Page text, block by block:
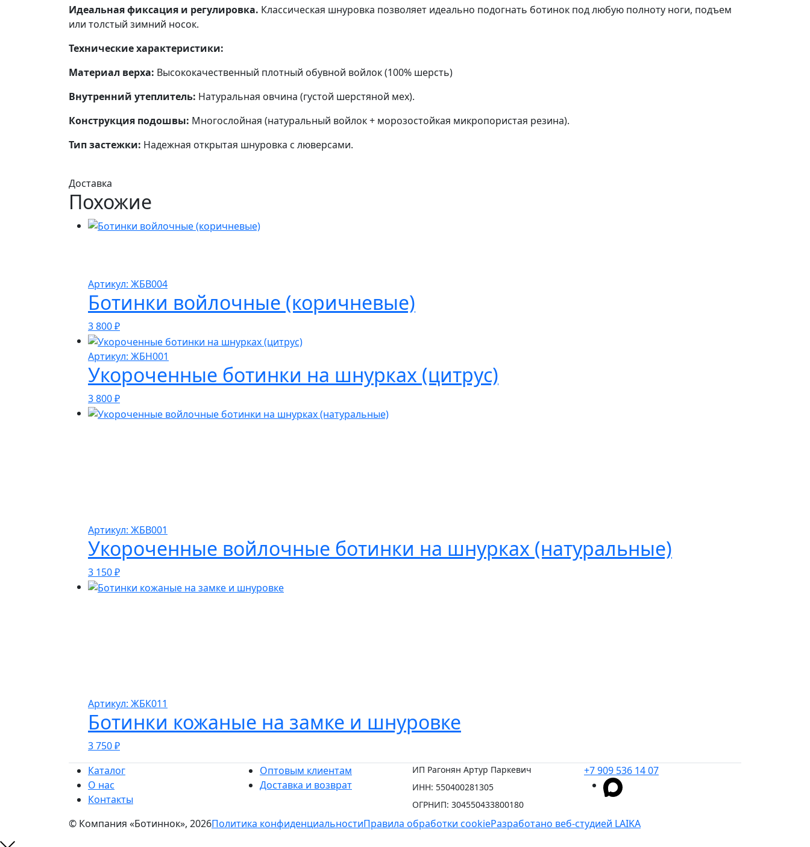
Идеальная фиксация и регулировка. Классическая шнуровка позволяет идеально подогнать ботинок под любую полноту ноги, подъем
или толстый зимний носок.
Технические характеристики:
Материал верха: Высококачественный плотный обувной войлок (100% шерсть)
Внутренний утеплитель: Натуральная овчина (густой шерстяной мех).
Конструкция подошвы: Многослойная (натуральный войлок + морозостойкая микропористая резина).
Тип застежки: Надежная открытая шнуровка с люверсами.
Доставка
Похожие
Артикул: ЖБВ004
Ботинки войлочные (коричневые)
3 800₽
Артикул: ЖБН001
Укороченные ботинки на шнурках (цитрус)
3 800₽
Артикул: ЖБВ001
Укороченные войлочные ботинки на шнурках (натуральные)
3 150₽
Артикул: ЖБК011
Ботинки кожаные на замке и шнуровке
3 750₽
Каталог
О нас
Контакты
Оптовым клиентам
Доставка и возврат
ИП Рагонян Артур Паркевич
ИНН: 550400281305
ОГРНИП: 304550433800180
+7 909 536 14 07
© Компания «Ботиннок», 2026Политика конфиденциальностиПравила обработки cookieРазработано веб-студией LAIKA